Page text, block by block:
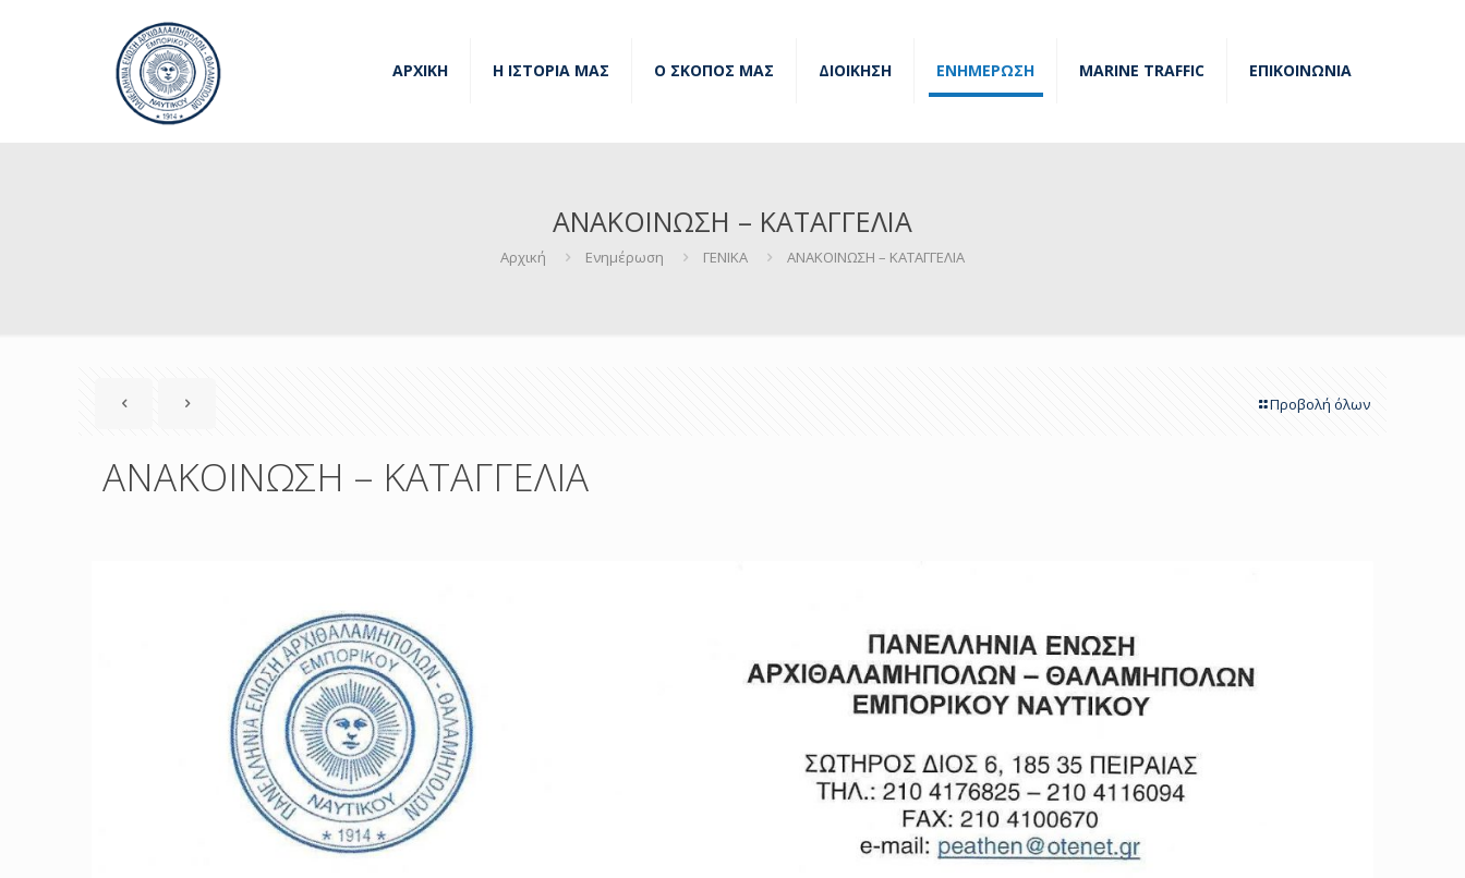
ΑΡΧΙΚΗ Η ΙΣΤΟΡΙΑ ΜΑΣ Ο ΣΚΟΠΟΣ ΜΑΣ ΔΙΟΙΚΗΣΗ ΕΝΗΜΕΡΩΣΗ MARINE TRAFFIC ΕΠΙΚΟΙΝΩΝΙΑ
ΑΝΑΚΟΙΝΩΣΗ – ΚΑΤΑΓΓΕΛΙΑ
Αρχική Ενημέρωση ΓΕΝΙΚΑ ΑΝΑΚΟΙΝΩΣΗ – ΚΑΤΑΓΓΕΛΙΑ
Προβολή όλων
ΑΝΑΚΟΙΝΩΣΗ – ΚΑΤΑΓΓΕΛΙΑ